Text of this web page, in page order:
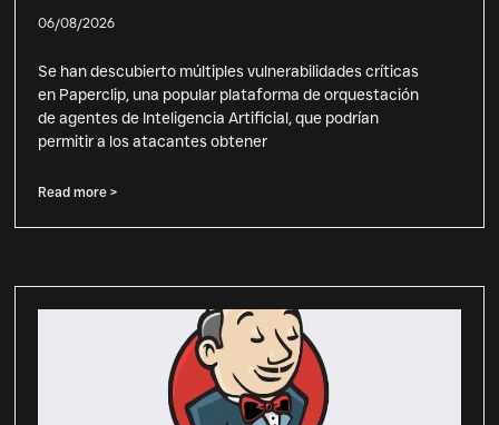
06/08/2026
Se han descubierto múltiples vulnerabilidades críticas
en Paperclip, una popular plataforma de orquestación
de agentes de Inteligencia Artificial, que podrían
permitir a los atacantes obtener
Read more >